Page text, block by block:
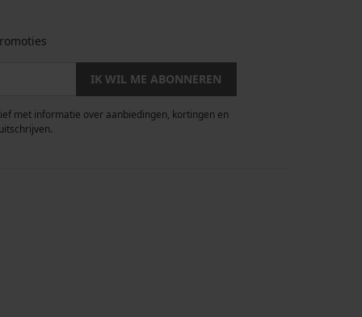
IK WIL ME ABONNEREN
met informatie over aanbiedingen, kortingen en